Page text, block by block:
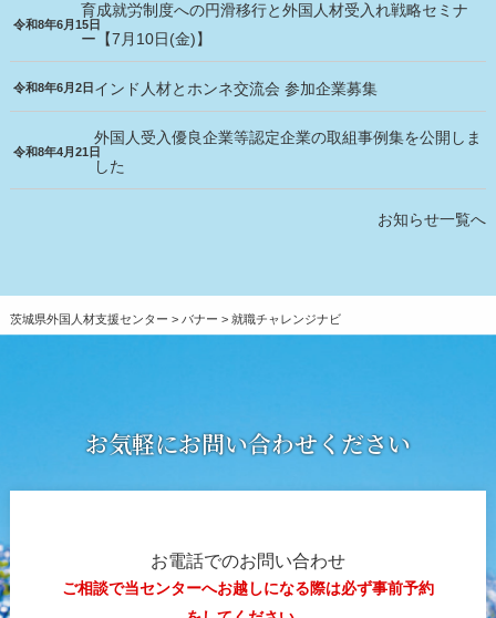
建設業の外国人材受入事例｜通訳×全員ミーティング
で舗装現場を変えた取組
技能実習生の受け入れ事例：建設会社が実践する
「鶏の日」と安全標識の多言語化
員12名の建設会社が実践する定着支援
外国人材の受入体制づくり｜契約書から評価制度ま
でインドネシア語で整備した農園の事例
令和8年6月15日
育成就労制度への円滑移行と外国人材受入れ戦略セミナ
ー【7月10日(金)】
令和8年6月2日 インド人材とホンネ交流会 参加企業募集
令和8年4月21日
外国人受入優良企業等認定企業の取組事例集を公開しま
した
お知らせ一覧へ
茨城県外国人材支援センター > バナー > 就職チャレンジナビ
お気軽にお問い合わせください
お電話でのお問い合わせ
ご相談で当センターへお越しになる際は必ず事前予約